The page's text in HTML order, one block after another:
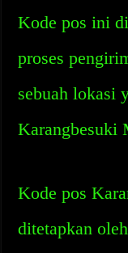
Kode pos ini
proses
sebuah lokasi
Karangbesuki
Kode pos
ditetapkan